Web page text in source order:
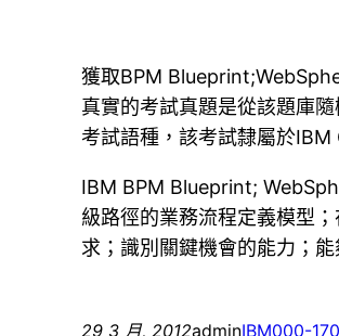
獲取BPM
真實的考試真題是從該題庫
考試語種，該考試隸屬於
IBM BPM Blueprint;
級路徑的業務流程定義模型
求；識別關鍵機會的能力；
29 3 月, 2012adminIBM000-170